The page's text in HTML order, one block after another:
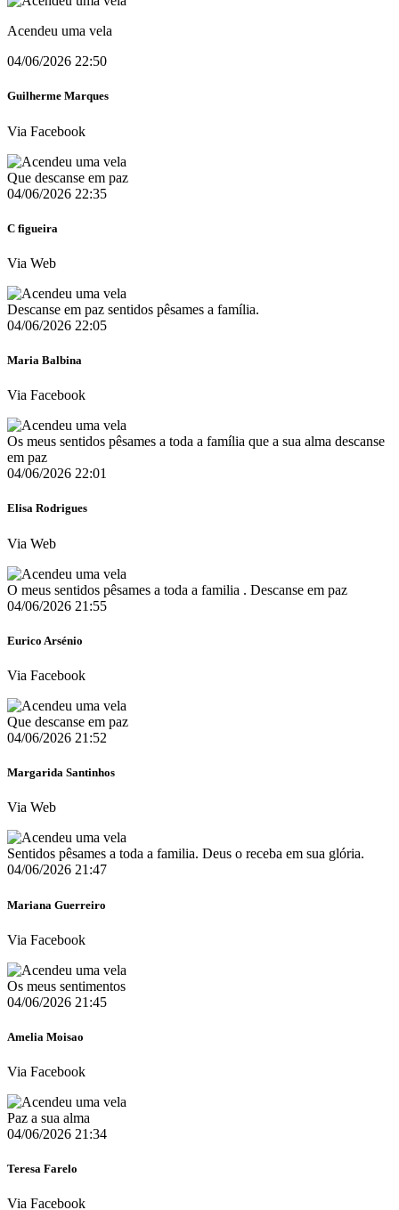
Acendeu uma vela
04/06/2026 22:50
Guilherme Marques
Via Facebook
Que descanse em paz
04/06/2026 22:35
C figueira
Via Web
Descanse em paz sentidos pêsames a família.
04/06/2026 22:05
Maria Balbina
Via Facebook
Os meus sentidos pêsames a toda a família que a sua alma descanse
em paz
04/06/2026 22:01
Elisa Rodrigues
Via Web
O meus sentidos pêsames a toda a familia . Descanse em paz
04/06/2026 21:55
Eurico Arsénio
Via Facebook
Que descanse em paz
04/06/2026 21:52
Margarida Santinhos
Via Web
Sentidos pêsames a toda a familia. Deus o receba em sua glória.
04/06/2026 21:47
Mariana Guerreiro
Via Facebook
Os meus sentimentos
04/06/2026 21:45
Amelia Moisao
Via Facebook
Paz a sua alma
04/06/2026 21:34
Teresa Farelo
Via Facebook